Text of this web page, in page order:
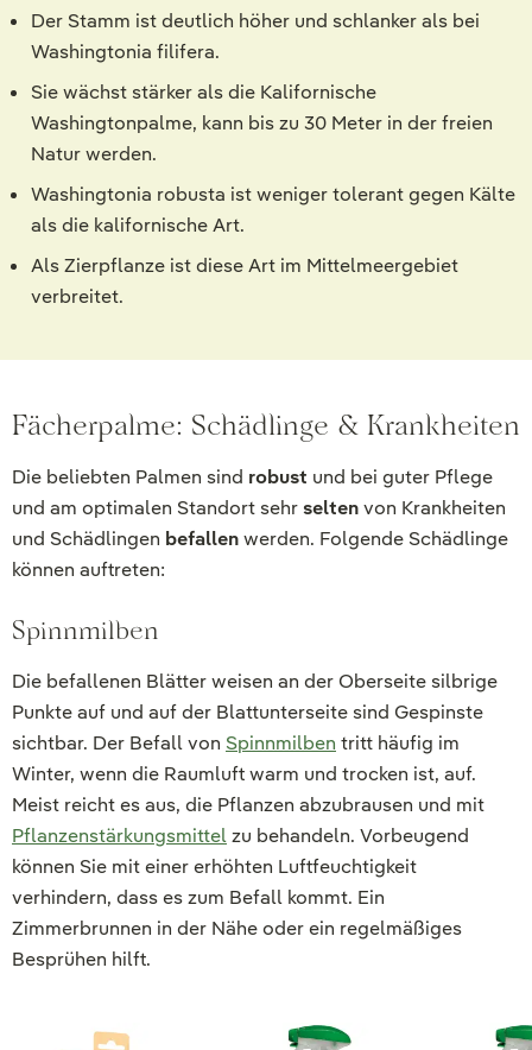
Der Stamm ist deutlich höher und schlanker als bei
Washingtonia filifera.
Sie wächst stärker als die Kalifornische
Washingtonpalme, kann bis zu 30 Meter in der freien
Natur werden.
Washingtonia robusta ist weniger tolerant gegen Kälte
als die kalifornische Art.
Als Zierpflanze ist diese Art im Mittelmeergebiet
verbreitet.
Fächerpalme: Schädlinge & Krankheiten
Die beliebten Palmen sind robust und bei guter Pflege
und am optimalen Standort sehrseltenvon Krankheiten
und Schädlingen befallenwerden. Folgende Schädlinge
können auftreten:
Spinnmilben
Die befallenen Blätter weisen an der Oberseite silbrige
Punkte auf und auf der Blattunterseite sind Gespinste
sichtbar. Der Befall von Spinnmilben tritt häufig im
Winter, wenn die Raumluft warm und trocken ist, auf.
Meist reicht es aus, die Pflanzen abzubrausen und mit
Pflanzenstärkungsmittelzu behandeln. Vorbeugend
können Sie mit einer erhöhten Luftfeuchtigkeit
verhindern, dass es zum Befall kommt. Ein
Zimmerbrunnen in der Nähe oder ein regelmäßiges
Besprühen hilft.